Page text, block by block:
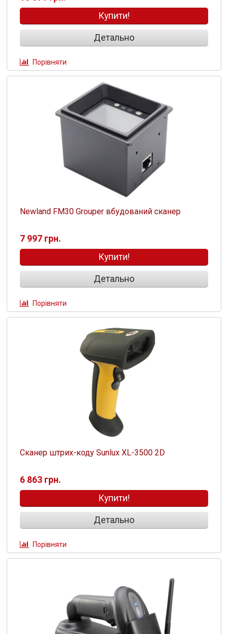
Купити!
Детально
Порівняти
Newland FM30 Grouper вбудований сканер
7 997 грн.
Купити!
Детально
Порівняти
Сканер штрих-коду Sunlux XL-3500 2D
6 863 грн.
Купити!
Детально
Порівняти